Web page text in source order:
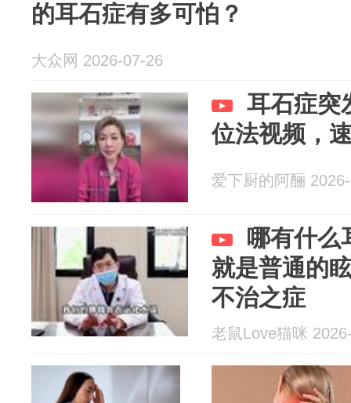
的耳石症有多可怕？
大众网 2026-07-26
耳石症突
位法视频，
爱下厨的阿酾
哪有什么
就是普通的
不治之症
老鼠Love猫咪